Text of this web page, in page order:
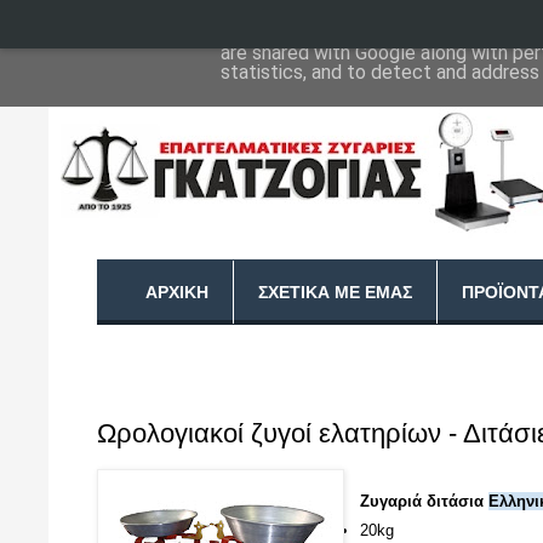
ΑΡΧΙΚΉ ΣΧΕΤΙΚΆ ΜΕ ΕΜΆΣ
Ωρολογιακοί ζυγοί ελατηρίων -
Ζυγαριά διτάσια
20kg
This site uses cookies from Google
are shared with Google along with
statistics, and to detect and address